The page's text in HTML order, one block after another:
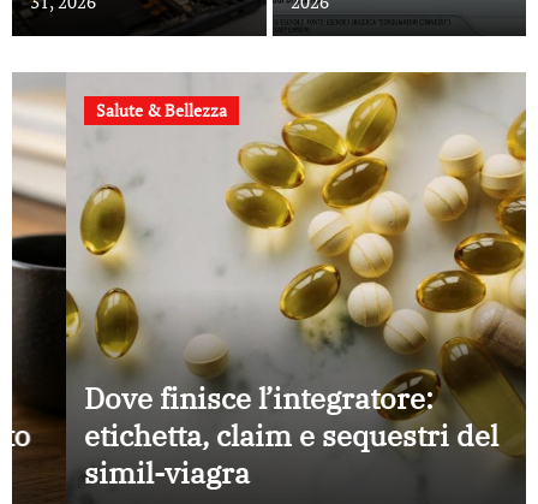
scelgono per
parlare con i
clienti
Salute & Bellezza
Dove finisce l’integratore:
etichetta, claim e sequestri del
simil-viagra